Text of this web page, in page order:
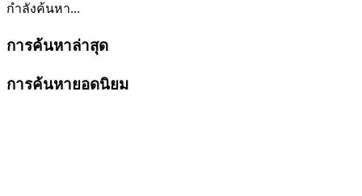
กำลังค้นหา...
การค้นหาล่าสุด
การค้นหายอดนิยม